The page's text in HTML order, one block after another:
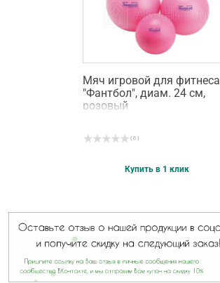
Мяч игровой для фитнеса
"Фантбол", диам. 24 см,
розовый
( 0 )
Купить в 1 клик